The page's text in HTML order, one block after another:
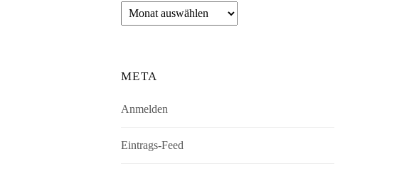
Archiv
META
Anmelden
Eintrags-Feed